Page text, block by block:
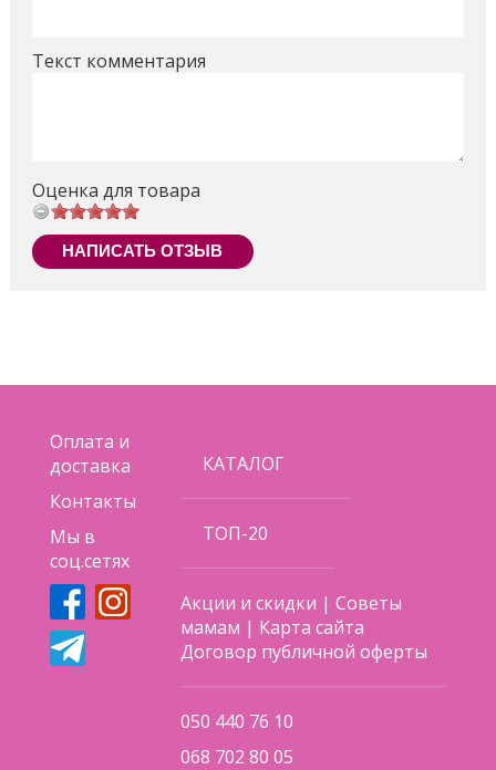
Текст комментария
Оценка для товара
НАПИСАТЬ ОТЗЫВ
Оплата и
доставка
Контакты
Мы в
соц.сетях
КАТАЛОГ
ТОП-20
Акции и скидки |Советы
мамам | Карта сайта
Договор публичной оферты
050 440 76 10
068 702 80 05